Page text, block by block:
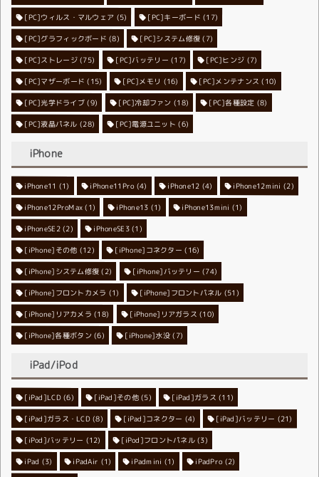
[PC]ウィルス・マルウェア (5) [PC]キーボード (17)
[PC]グラフィックボード (8) [PC]システム修復 (7)
[PC]ストレージ(75) [PC]バッテリー (17) [PC]ヒンジ (7)
[PC]マザーボード (15) [PC]メモリ (16) [PC]メンテナンス (10)
[PC]光学ドライブ (9) [PC]冷却ファン (18) [PC]各種設定 (8)
[PC]液晶パネル (28) [PC]電源ユニット (6)
iPhone
iPhone11 (1) iPhone11Pro(4) iPhone12 (4) iPhone12mini (2)
iPhone12ProMax (1) iPhone13 (1) iPhone13mini (1)
iPhoneSE2(2) iPhoneSE3 (1)
[iPhone]その他 (12) [iPhone]コネクター (16)
[iPhone]システム修復 (2) [iPhone]バッテリー (74)
[iPhone]フロントカメラ (1) [iPhone]フロントパネル (51)
[iPhone]リアカメラ (18) [iPhone]リアガラス (10)
[iPhone]各種ボタン (6) [iPhone]水没 (7)
iPad/iPod
[iPad]LCD(6) [iPad]その他 (5) [iPad]ガラス (11)
[iPad]ガラス・LCD(8) [iPad]コネクター (4) [iPad]バッテリー (21)
[iPod]バッテリー (12) [iPod]フロントパネル(3)
iPad (3) iPadAir (1) iPadmini (1) iPadPro(2)